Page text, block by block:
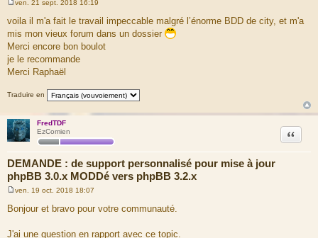
e
s
s
a
g
ven. 21 sept. 2018 16:19
voila il m'a fait le travail impeccable malgré l’énorme BDD de city, et m'a
mis mon vieux forum dans un dossier
Merci encore bon boulot
je le recommande
Merci Raphaël
Traduire en
FredTDF
EzComien
DEMANDE : de support personnalisé pour mise à jour
phpBB 3.0.x MODDé vers phpBB 3.2.x
Citation
s
a
ven. 19 oct. 2018 18:07
Bonjour et bravo pour votre communauté.
J'ai une question en rapport avec ce topic.